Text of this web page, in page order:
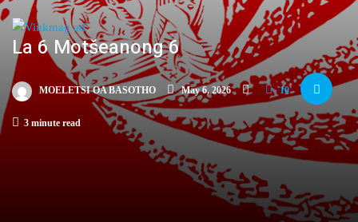
La 6 Motšeanong 6
MOELETSI OA BASOTHO May 6, 2026 10
3 minute read